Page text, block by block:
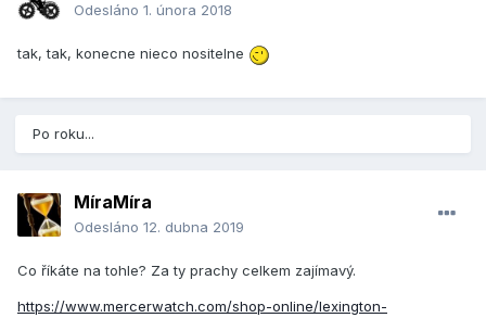
Odesláno 1. února 2018
tak, tak, konecne nieco nositelne
Po roku...
MíraMíra
Odesláno 12. dubna 2019
Co říkáte na tohle? Za ty prachy celkem zajímavý.
https://www.mercerwatch.com/shop-online/lexington-